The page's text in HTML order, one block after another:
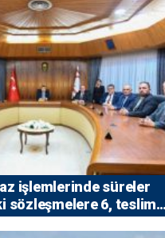
işlemlerinde süreler
sözleşmelere 6, teslim